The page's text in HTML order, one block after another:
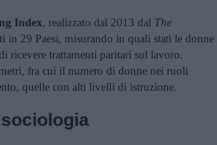
Index, realizzato dal 2013 dal The
in 29 Paesi, misurando in quali stati le donne
ricevere trattamenti paritari sul lavoro.
fra cui il numero di donne nei ruoli
quelle con alti livelli di istruzione.